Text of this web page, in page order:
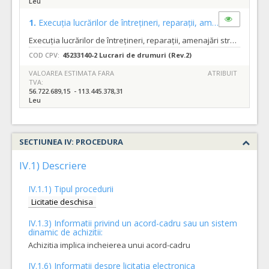
1. Execuția lucrărilor de întrețineri, reparații, amenajări străzi, poduri și trafic rutier pentru municipiul Oradea, pe o perioadă de 4 ani, prin incheierea unui acord cadru: • „LOT 1 – Mal stâng Crișul Repede”
Execuția lucrărilor de întrețineri, reparații, amenajări străzi, poduri și trafic rutier pentru municipiul Oradea, pe o perioadă de 4 ani, prin incheierea unui acord cadru: • „LOT 1 – Mal stâng Crișul Repede” . Cod unic 4230487/2022/18 Întrucât activitatea de întreținere, reparații, amenajări stăzi, poduri și trafic rutier în municipiul Oradea este o activitate permanentă, care se desfășoară pe tot parcursul anului este necesară asigurarea continuității execuțiilor lucrărilor curente de întrețineri, reparații, amenajări în vederea asigurării condițiilor de circulație în siguranță, pentru confortul cetățenilor municipiului și respectiv, al tuturor participanților la trafic, atât pietoni, cât și mijloace auto. Din numărul total de străzi, un nmumăr de 514 străzi și tronsoane de străzi, în lungime de aprox. 225,805 km sunt amplasate pe malul stâng al Crișului Repede. Lucrările constau în executarea, conform cerințelor caietelor de sarcini regăsite în documentația de atribuire, astfel: 1. Întreținerea și Repararea îmbrăcăminților rutiere prin plombări și covorașe: 2. Întreținerea și Repararea străzilor nemodernizate, inclusive colectarea apelor pluviale; 3. Reparații trotuare; 4. Amenajare alei, trotuare, scuaruri; 5. Covoare asfaltice; 6. Lucrări la rețele de utilități 6.1. Lucrări la utilități rețele de apă - canal; 6.2. Lucrări la utilități rețele electrice 7. Lucrări de întreținere, reparații poduri; 8. Lucrări pentru siguranța circulației; 9. Montare demontare borduri; 10. Trafic rutier - Lucrări de întreținere și reparații trafic rutier, respectiv a mijloacelor de semnalizare rutieră. Tipurile de lucrări sunt cele descrise in caietul de sarcini pentru LOT 1. Pentru activitățile ce fac obiectul Lotului nr. 1 se va încheia un acord – cadru cu o durata de 4 ani, în baza caruia se vor incheia 8 contracte subsecvente. Estimări privind valoarea minimă și maximă a acordului-cadru și a contractelor subsecvente Lotului 1, conform Anexei nr. 8 din caietul de sarcini, sunt următoarele: • Val. estimată minimă a acordului – cadru ce urmează a fi încheiat este de 56.722.689,15 lei fără TVA, corespunzând cantităților minime de lucrări, care ar putea fi solicitate pe durata întregului acord – cadru; • Val. estimată maximă a acordului – cadru ce urmează a fi încheiat este de 113.445.378,31 lei fără TVA, corespunzând cantităților maxime de lucrări, care ar putea fi solicitate pe durata întregului acord – cadru; • Val. estimată a celui mai mic contract subsecvent este de 7.090.336,14 lei fără TVA, corespunzând cantităților minime de lucrări, care ar putea fi solicitate pe durata de derulare a unui contract subsecvent; • Val. estimată a celui mai mare contract subsecvent este de 14.180.672,27 lei fără TVA, corespunzând cantităților maxime de lucrări, care ar putea fi solicitate pe durata de derulare a unui contract subsecvent. Termenul pana la care orice operator economic interesat are dreptul de a solicita clarificari sau informatii suplimentare in legatura cu documentatia de atribuire este de 20 zile inainte de data limita de depunere a ofertelor. Autoritatea contractanta va raspunde in mod clar si complet tuturor solicitarilor de clarificari in a 11 a zi inainte de data limita de depunere a ofertelor. Solicitarile de clarificari vor fi transmise in format editabil.
COD CPV: 45233140-2 Lucrari de drumuri (Rev.2)
VALOAREA ESTIMATA FARA
TVA:
56.722.689,15 - 113.445.378,31
Leu
ATRIBUIT
SECTIUNEA IV: PROCEDURA
IV.1) Descriere
IV.1.1) Tipul procedurii
Licitatie deschisa
IV.1.3) Informatii privind un acord-cadru sau un sistem
dinamic de achizitii:
Achizitia implica incheierea unui acord-cadru
IV.1.6) Informatii despre licitatia electronica